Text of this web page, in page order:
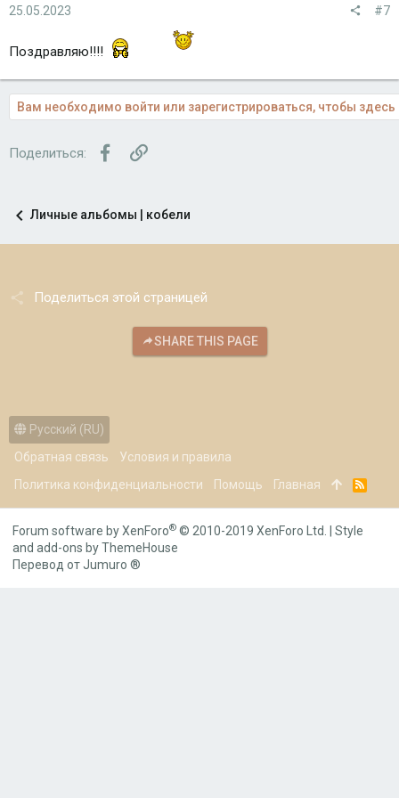
25.05.2023 #7
Поздравляю!!!!
Вам необходимо войти или зарегистрироваться, чтобы здесь
Поделиться: FacebookСсылка
Личные альбомы | кобели
Поделиться этой страницей
SHARE THIS PAGE
Русский (RU)
Обратная связь
Условия и правила
Политика конфиденциальности
Помощь Главная
R
S
Forum software by XenForo® © 2010-2019 XenForo Ltd.
Style
and add-ons by ThemeHouse
Перевод от Jumuro ®